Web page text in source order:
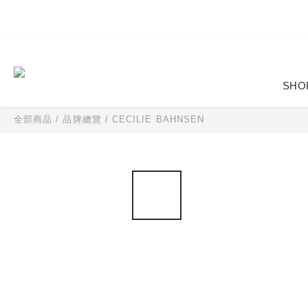
全部商品 /品牌總覽 / CECILIE BAHNSEN